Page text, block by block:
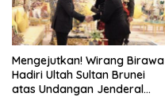
Mengejutkan! Wirang Birawa
Hadiri Ultah Sultan Brunei
atas Undangan Jenderal